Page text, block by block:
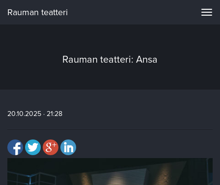
Rauman teatteri
Rauman teatteri: Ansa
20.10.2025 · 21:28